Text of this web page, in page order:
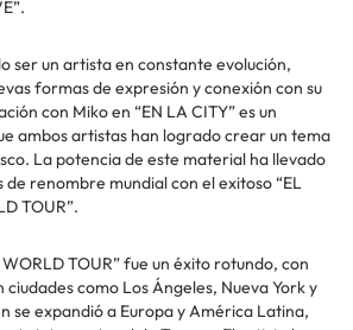
ser un artista en constante evolución,
formas de expresión y conexión con su
con Miko en “EN LA CITY” es un
ambos artistas han logrado crear un tema
La potencia de este material ha llevado
de renombre mundial con el exitoso “EL
TOUR”.
WORLD TOUR” fue un éxito rotundo, con
como Los Ángeles, Nueva York y
se expandió a Europa y América Latina,